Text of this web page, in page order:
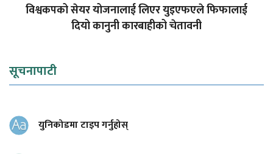
विश्वकपको सेयर योजनालाई लिएर युइएफएले फिफालाई
दियो कानुनी कारबाहीको चेतावनी
सूचनापाटी
युनिकोडमा टाइप गर्नुहोस्